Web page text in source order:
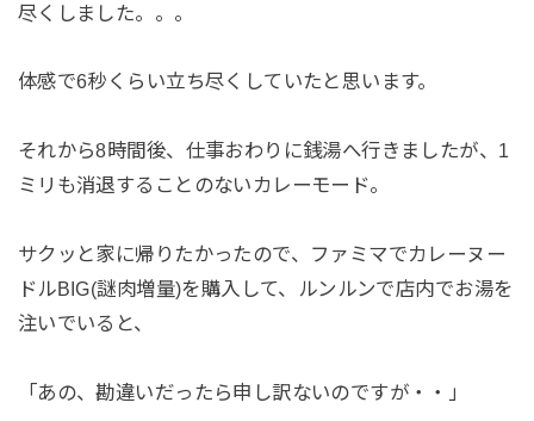
尽くしました。。。
体感で6秒くらい立ち尽くしていたと思います。
それから8時間後、仕事おわりに銭湯へ行きましたが、1
ミリも消退することのないカレーモード。
サクッと家に帰りたかったので、ファミマでカレーヌー
ドルBIG(謎肉増量)を購入して、ルンルンで店内でお湯を
注いでいると、
「あの、勘違いだったら申し訳ないのですが・・」